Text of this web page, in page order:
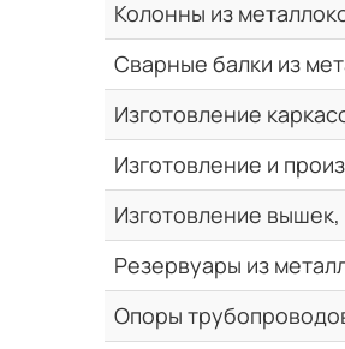
Колонны из
Сварные балки из
Изготовление
Изготовление и
Изготовление
Резервуары из
Опоры